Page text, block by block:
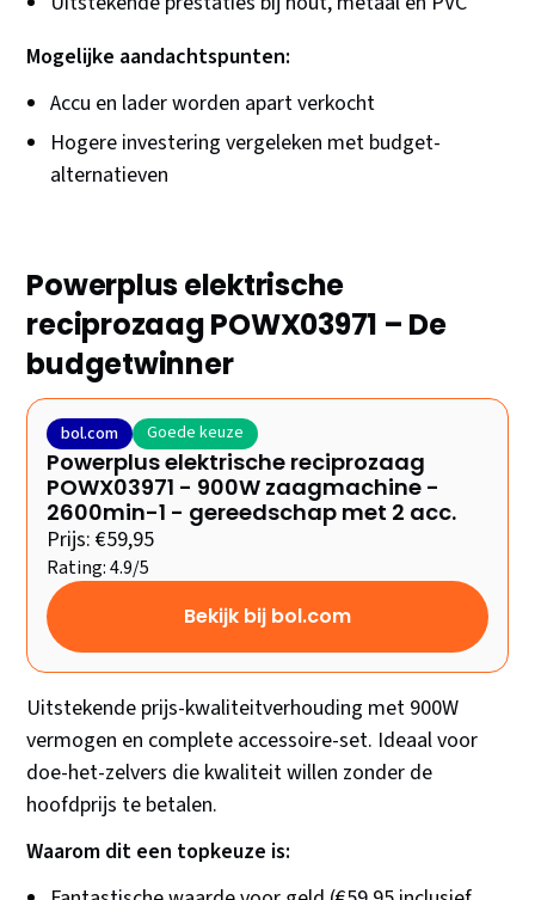
Mogelijke aandachtspunten:
Accu en lader worden apart verkocht
Hogere investering vergeleken met budget-
alternatieven
Powerplus elektrische
reciprozaag POWX03971 – De
budgetwinner
bol.com Goede keuze
Powerplus elektrische reciprozaag
POWX03971 - 900W zaagmachine -
2600min-1 - gereedschap met 2 acc.
Prijs: €59,95
Rating: 4.9/5
Bekijk bij bol.com
Uitstekende prijs-kwaliteitverhouding met 900W
vermogen en complete accessoire-set. Ideaal voor
doe-het-zelvers die kwaliteit willen zonder de
hoofdprijs te betalen.
Waarom dit een topkeuze is: